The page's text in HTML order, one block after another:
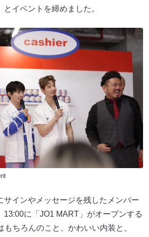
イベントを締めました。
サインやメッセージを残したメンバー
13:00に「JO1 MART」がオープンする
もちろんのこと、かわいい内装と、